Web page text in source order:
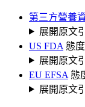
第三方營養
展開原文
US FDA 態
展開原文
EU EFSA 態
展開原文